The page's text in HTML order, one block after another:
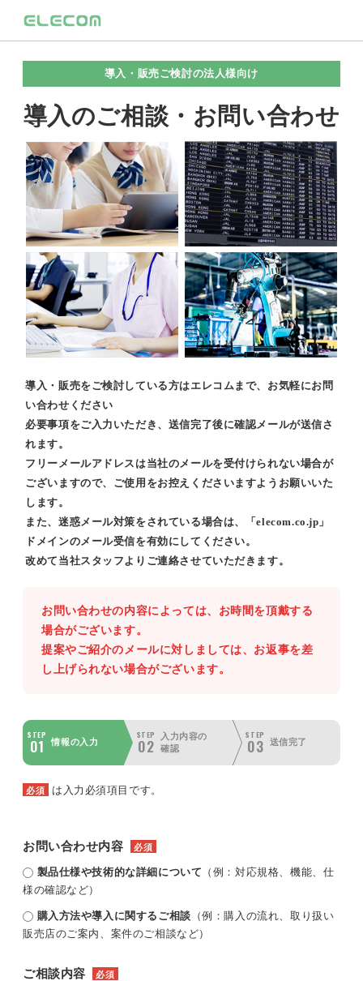
導入・販売ご検討の法人様向け
導入のご相談・お問い合わせ
導入・販売をご検討している方はエレコムまで、お気軽にお問
い合わせください
必要事項をご入力いただき、送信完了後に確認メールが送信さ
れます。
フリーメールアドレスは当社のメールを受付けられない場合が
ございますので、ご使用をお控えくださいますようお願いいた
します。
また、迷惑メール対策をされている場合は、「elecom.co.jp」
ドメインのメール受信を有効にしてください。
改めて当社スタッフよりご連絡させていただきます。
お問い合わせの内容によっては、お時間を頂戴する
場合がございます。
提案やご紹介のメールに対しましては、お返事を差
し上げられない場合がございます。
STEP
01 情報の入力
STEP
02
入力内容の
確認
STEP
03 送信完了
必須 は入力必須項目です。
お問い合わせ内容 必須
製品仕様や技術的な詳細について （例：対応規格、機能、仕
様の確認など）
購入方法や導入に関するご相談 （例：購入の流れ、取り扱い
販売店のご案内、案件のご相談など）
ご相談内容 必須